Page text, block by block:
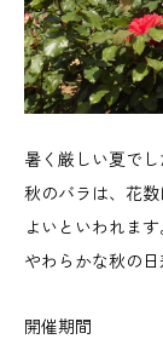
暑く厳しい夏で
秋のバラは、花
よいといわれます
やわらかな秋の
開催期間